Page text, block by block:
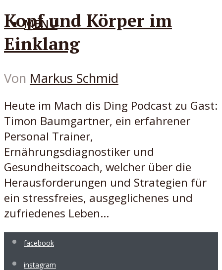
MENÜ
Kopf und Körper im
Einklang
Von Markus Schmid
Heute im Mach dis Ding Podcast zu Gast:
Timon Baumgartner, ein erfahrener
Personal Trainer,
Ernährungsdiagnostiker und
Gesundheitscoach, welcher über die
Herausforderungen und Strategien für
ein stressfreies, ausgeglichenes und
zufriedenes Leben...
facebook
instagram